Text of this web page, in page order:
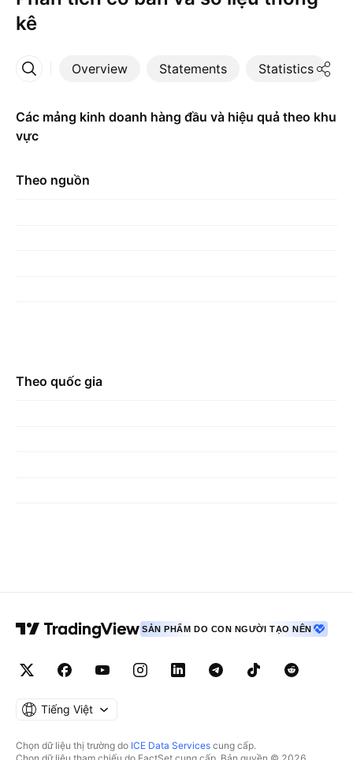
kê
Overview Statements Statistics
More
Các mảng kinh doanh hàng đầu và hiệu quả theo khu
vực
Theo nguồn
Theo quốc gia
SẢN PHẨM DO CON NGƯỜI TẠO NÊN
Tiếng Việt
Chọn dữ liệu thị trường do ICE Data Services cung cấp.